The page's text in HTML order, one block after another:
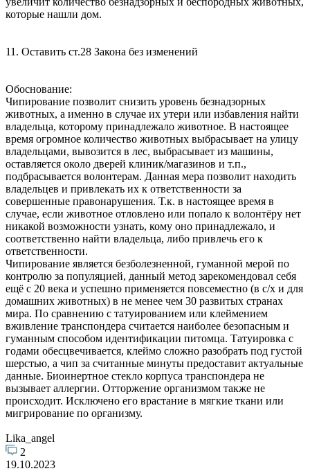
которые нашли дом.
11. Оставить ст.28 Закона без изменений
Обоснование:
Чипирование позволит снизить уровень безнадзорных
животных, а именно в случае их утери или избавления найти
владельца, которому принадлежало животное. В настоящее
время огромное количество животных выбрасывает на улицу
владельцами, вывозится в лес, выбрасывает из машины,
оставляется около дверей клиник/магазинов и т.п.,
подбрасывается волонтерам. Данная мера позволит находить
владельцев и привлекать их к ответственности за
совершенные правонарушения. Т.к. в настоящее время в
случае, если животное отловлено или попало к волонтёру нет
никакой возможности узнать, кому оно принадлежало, и
соответственно найти владельца, либо привлечь его к
ответственности.
Чипирование является безболезненной, гуманной мерой по
контролю за популяцией, данный метод зарекомендовал себя
ещё с 20 века и успешно применяется повсеместно (в с/х и для
домашних животных) в не менее чем 30 развитых странах
мира. По сравнению с татуированием или клеймением
вживление транспондера считается наиболее безопасным и
гуманным способом идентификации питомца. Татуировка с
годами обесцвечивается, клеймо сложно разобрать под густой
шерстью, а чип за считанные минуты предоставит актуальные
данные. Биоинертное стекло корпуса транспондера не
вызывает аллергии. Отторжение организмом также не
происходит. Исключено его врастание в мягкие ткани или
мигрирование по организму.
Lika_angel
2
19.10.2023